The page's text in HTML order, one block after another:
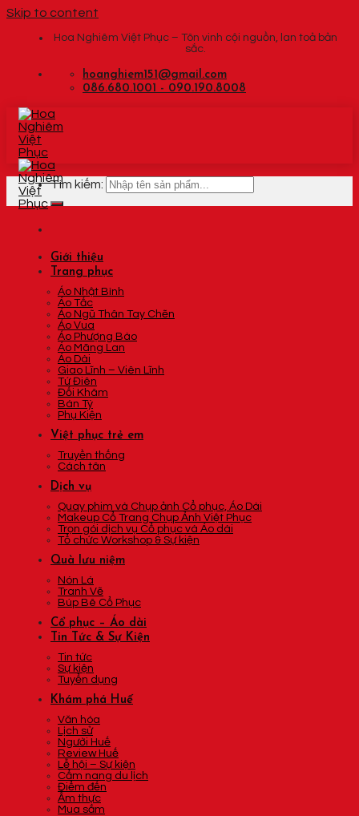
Skip to content
Hoa Nghiêm Việt Phục – Tôn vinh cội nguồn, lan toả bản
sắc.
hoanghiem151@gmail.com
086.680.1001 - 090.190.8008
Giới thiệu
Trang phục
Áo Nhật Bình
Áo Tấc
Áo Ngũ Thân Tay Chẽn
Áo Vua
Áo Phượng Bào
Áo Mãng Lan
Áo Dài
Giao Lĩnh – Viên Lĩnh
Tứ Điên
Đối Khâm
Bán Tý
Phụ Kiện
Việt phục trẻ em
Truyền thống
Cách tân
Dịch vụ
Quay phim và Chụp ảnh Cổ phục, Áo Dài
Makeup Cổ Trang Chụp Ảnh Việt Phục
Trọn gói dịch vụ Cổ phục và Áo dài
Tổ chức Workshop & Sự kiện
Quà lưu niệm
Nón Lá
Tranh Vẽ
Búp Bê Cổ Phục
Cổ phục – Áo dài
Tin Tức & Sự Kiện
Tin tức
Sự kiện
Tuyển dụng
Khám phá Huế
Văn hóa
Lịch sử
Người Huế
Review Huế
Lễ hội – Sự kiện
Cẩm nang du lịch
Điểm đến
Ẩm thực
Mua sắm
Tìm kiếm: